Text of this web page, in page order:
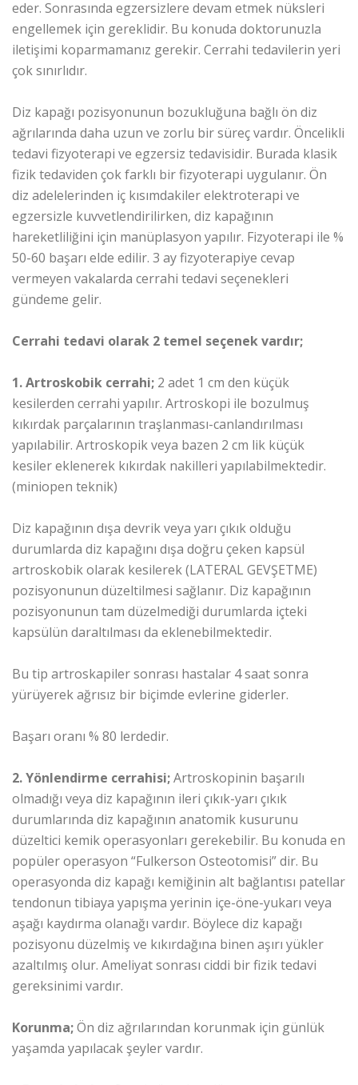
eder. Sonrasında egzersizlere devam etmek nüksleri
engellemek için gereklidir. Bu konuda doktorunuzla
iletişimi koparmamanız gerekir. Cerrahi tedavilerin yeri
çok sınırlıdır.
Diz kapağı pozisyonunun bozukluğuna bağlı ön diz
ağrılarında daha uzun ve zorlu bir süreç vardır. Öncelikli
tedavi fizyoterapi ve egzersiz tedavisidir. Burada klasik
fizik tedaviden çok farklı bir fizyoterapi uygulanır. Ön
diz adelelerinden iç kısımdakiler elektroterapi ve
egzersizle kuvvetlendirilirken, diz kapağının
hareketliliğini için manüplasyon yapılır. Fizyoterapi ile %
50-60 başarı elde edilir. 3 ay fizyoterapiye cevap
vermeyen vakalarda cerrahi tedavi seçenekleri
gündeme gelir.
Cerrahi tedavi olarak 2 temel seçenek vardır;
1. Artroskobik cerrahi; 2 adet 1 cm den küçük
kesilerden cerrahi yapılır. Artroskopi ile bozulmuş
kıkırdak parçalarının traşlanması-canlandırılması
yapılabilir. Artroskopik veya bazen 2 cm lik küçük
kesiler eklenerek kıkırdak nakilleri yapılabilmektedir.
(miniopen teknik)
Diz kapağının dışa devrik veya yarı çıkık olduğu
durumlarda diz kapağını dışa doğru çeken kapsül
artroskobik olarak kesilerek (LATERAL GEVŞETME)
pozisyonunun düzeltilmesi sağlanır. Diz kapağının
pozisyonunun tam düzelmediği durumlarda içteki
kapsülün daraltılması da eklenebilmektedir.
Bu tip artroskapiler sonrası hastalar 4 saat sonra
yürüyerek ağrısız bir biçimde evlerine giderler.
Başarı oranı % 80 lerdedir.
2. Yönlendirme cerrahisi;Artroskopinin başarılı
olmadığı veya diz kapağının ileri çıkık-yarı çıkık
durumlarında diz kapağının anatomik kusurunu
düzeltici kemik operasyonları gerekebilir. Bu konuda en
popüler operasyon “Fulkerson Osteotomisi” dir. Bu
operasyonda diz kapağı kemiğinin alt bağlantısı patellar
tendonun tibiaya yapışma yerinin içe-öne-yukarı veya
aşağı kaydırma olanağı vardır. Böylece diz kapağı
pozisyonu düzelmiş ve kıkırdağına binen aşırı yükler
azaltılmış olur. Ameliyat sonrası ciddi bir fizik tedavi
gereksinimi vardır.
Korunma;Ön diz ağrılarından korunmak için günlük
yaşamda yapılacak şeyler vardır.